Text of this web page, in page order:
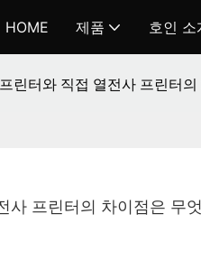
HOME 제품 호인 소
린터와 직접 열전사 프린터
사 프린터의 차이점은 무